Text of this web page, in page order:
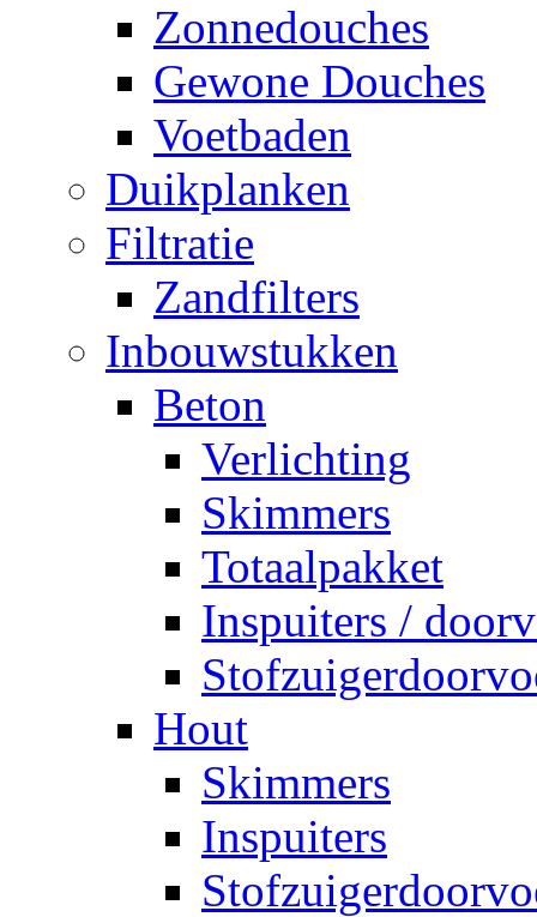
Zonnedouches
Gewone Douches
Voetbaden
Duikplanken
Filtratie
Zandfilters
Inbouwstukken
Beton
Verlichting
Skimmers
Totaalpakket
Inspuiters /
Hout
Skimmers
Inspuiters